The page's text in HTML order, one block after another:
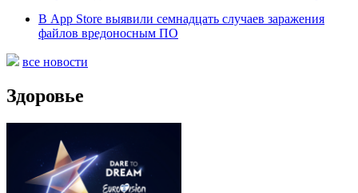
В App Store выявили семнадцать случаев заражения
файлов вредоносным ПО
все новости
Здоровье